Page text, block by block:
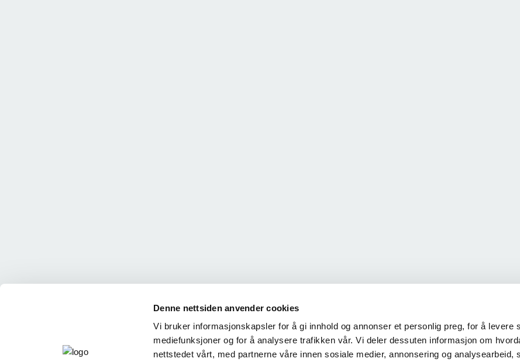
Denne nettsiden anvender cookies
Vi bruker informasjonskapsler for å gi innhold og annonser et personlig preg, for å levere
mediefunksjoner og for å analysere trafikken vår. Vi deler dessuten informasjon om
nettstedet vårt, med partnerne våre innen sosiale medier, annonsering og analysearbeid,